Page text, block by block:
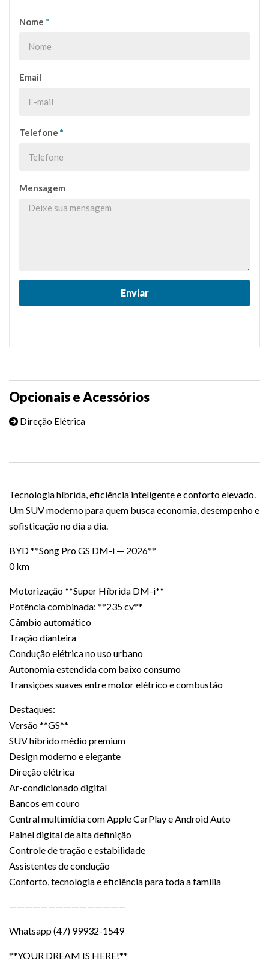
Nome *
Email
Telefone *
Mensagem
Opcionais e Acessórios
Direção Elétrica
Tecnologia híbrida, eficiência inteligente e conforto elevado.
Um SUV moderno para quem busca economia, desempenho e
sofisticação no dia a dia.
BYD **Song Pro GS DM-i — 2026**
0 km
Motorização **Super Híbrida DM-i**
Potência combinada: **235 cv**
Câmbio automático
Tração dianteira
Condução elétrica no uso urbano
Autonomia estendida com baixo consumo
Transições suaves entre motor elétrico e combustão
Destaques:
Versão **GS**
SUV híbrido médio premium
Design moderno e elegante
Direção elétrica
Ar-condicionado digital
Bancos em couro
Central multimídia com Apple CarPlay e Android Auto
Painel digital de alta definição
Controle de tração e estabilidade
Assistentes de condução
Conforto, tecnologia e eficiência para toda a família
———————————————
Whatsapp (47) 99932-1549
**YOUR DREAM IS HERE!**